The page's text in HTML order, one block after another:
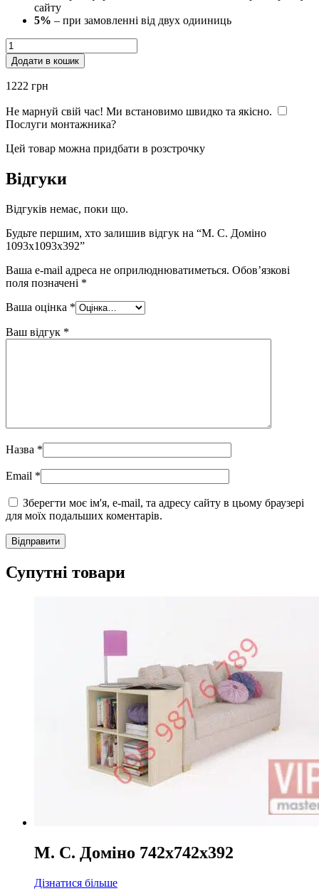
сайту
5% – при замовленні від двух одииниць
М.
С.
Доміно
1093x1093x392
кількість
Додати в кошик
1222 грн
Не марнуй свій час! Ми встановимо швидко та якісно.
Послуги монтажника?
Цей товар можна придбати в розстрочку
Відгуки
Відгуків немає, поки що.
Будьте першим, хто залишив відгук на “М. С. Доміно
1093x1093x392”
Ваша e-mail адреса не оприлюднюватиметься. Обов’язкові
поля позначені *
Ваша оцінка *
Ваш відгук *
Назва *
Email *
Зберегти моє ім'я, e-mail, та адресу сайту в цьому браузері
для моїх подальших коментарів.
Супутні товари
М. С. Доміно 742x742x392
Дізнатися більше